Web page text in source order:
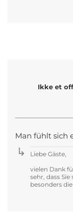
Ikke et
Man fühlt sich
Liebe Gäste,
vielen Dank
sehr, dass
besonders